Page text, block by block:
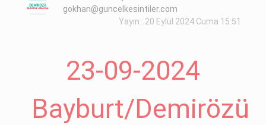
gokhan@guncelkesintiler.com
Yayın : 20 Eylül 2024 Cuma 15:51
23-09-2024
Bayburt/Demirözü